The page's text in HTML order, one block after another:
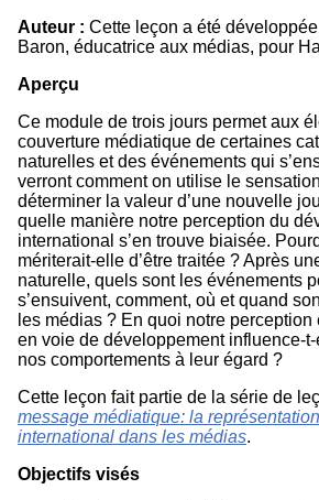
Auteur : Cette leçon a été
Baron, éducatrice aux médias, pour
Aperçu
Ce module de trois jours permet aux
couverture médiatique de certaines
naturelles et des événements qui
verront comment on utilise le
déterminer la valeur d’une nouvelle
quelle manière notre perception du
international s’en trouve biaisée.
mériterait-elle d’être traitée ? Après
naturelle, quels sont les événements
s’ensuivent, comment, où et quand
les médias ? En quoi notre
en voie de développement influence-
nos comportements à leur égard ?
Cette leçon fait partie de la série de
message médiatique: la
international dans les médias.
Objectifs visés